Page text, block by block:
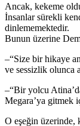
Ancak, kekeme
İnsanlar sürekli
dinlememektedir.
Bunun üzerine
–“Size bir hikaye
ve sessizlik olunca
–“Bir yolcu
Megara’ya gitmek
O eşeğin üzerinde,